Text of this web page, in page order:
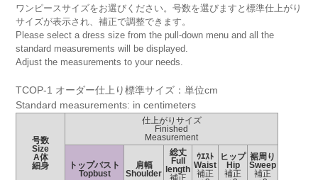
ワンピースサイズをお選びください。号数を選びますと標準仕上がり
サイズが表示され、補正で調整できます。
Please select a dress size from the pull-down menu and all the
standard measurements will be displayed.
Adjust the measurements to your needs.
TCOP-1 オーダー仕上り標準サイズ：単位cm
Standard measurements: in centimeters
号数
Size
A体
細身
仕上がりサイズ
Finished
Measurement
トップバスト
Topbust
肩幅
Shoulder
総丈
Full
length
補正
ｳｴｽﾄ
Waist
補正
ヒップ
Hip
補正
裾周り
Sweep
補正